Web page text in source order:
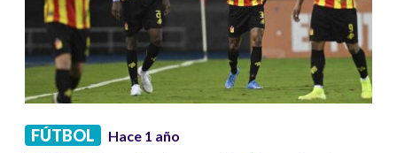
FÚTBOL Hace 1 año